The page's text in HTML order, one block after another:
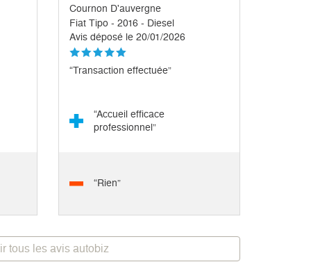
Cournon D'auvergne
Fiat Tipo - 2016 - Diesel
Avis déposé le 20/01/2026
“Transaction effectuée”
“Accueil efficace
professionnel”
“Rien”
tous les avis autobiz